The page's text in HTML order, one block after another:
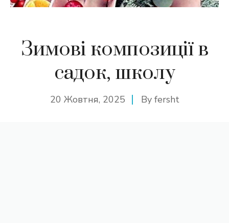
Зимові композиції в
садок, школу
20 Жовтня, 2025 By fersht